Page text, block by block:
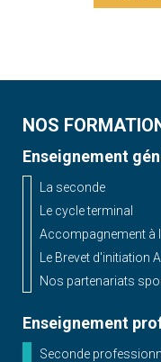
NOS
Enseignement
La seconde
Le cycle terminal
Accompagnement à
Le Brevet d'initiation
Nos partenariats
Enseignement
Seconde